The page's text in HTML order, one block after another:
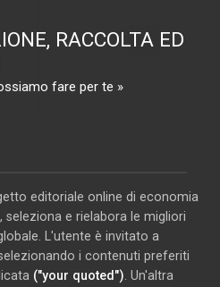
RACCOLTA ED
fare per te »
editoriale online di economia
e rielabora le migliori
L'utente è invitato a
i contenuti preferiti
("your quoted"). Un'altra